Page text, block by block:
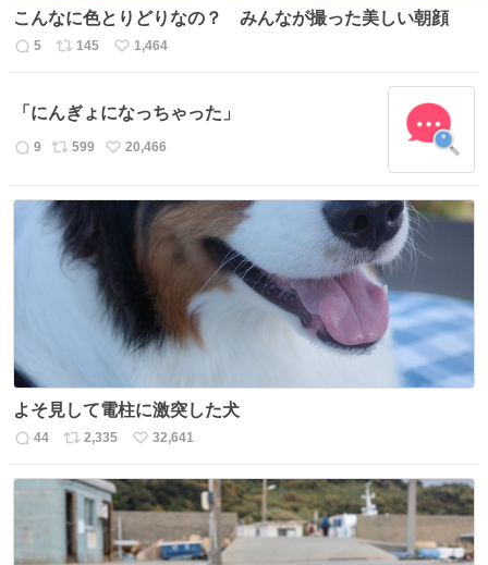
こんなに色とりどりなの？ みんなが撮った美しい朝顔
返
数
5
リ
ス
ト
数
145
い
ね
数
1,464
「にんぎょになっちゃった」
返
数
9
リ
ス
ト
数
599
い
ね
20,466
よそ見して電柱に激突した犬
返
数
44
リ
ス
ト
数
2,335
い
ね
数
32,641